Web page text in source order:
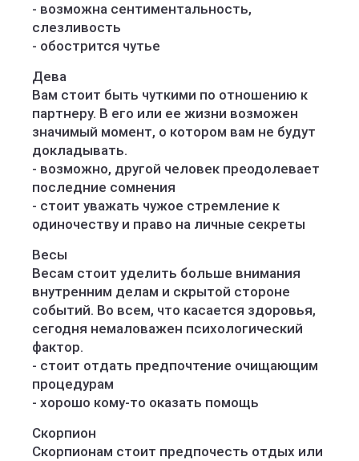
- возможна сентиментальность,
слезливость
- обострится чутье
Дева
Вам стоит быть чуткими по отношению к
партнеру. В его или ее жизни возможен
значимый момент, о котором вам не будут
докладывать.
- возможно, другой человек преодолевает
последние сомнения
- стоит уважать чужое стремление к
одиночеству и право на личные секреты
Весы
Весам стоит уделить больше внимания
внутренним делам и скрытой стороне
событий. Во всем, что касается здоровья,
сегодня немаловажен психологический
фактор.
- стоит отдать предпочтение очищающим
процедурам
- хорошо кому-то оказать помощь
Скорпион
Скорпионам стоит предпочесть отдых или